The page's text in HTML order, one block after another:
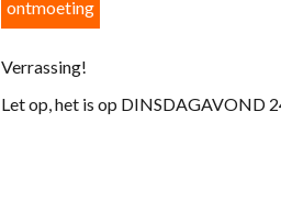
ontmoeting
Verrassing!
Let op, het is op DINSDAGAVOND